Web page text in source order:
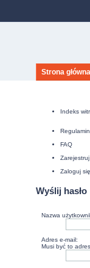
Strona główna
Indeks
Regulamin
FAQ
Zarejestruj
Zaloguj się
Wyślij hasło
Nazwa
Adres e-mail:
Musi być to